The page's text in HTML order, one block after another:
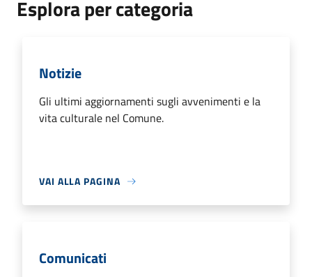
Esplora per categoria
Notizie
Gli ultimi aggiornamenti sugli avvenimenti e la
vita culturale nel Comune.
VAI ALLA PAGINA
Comunicati